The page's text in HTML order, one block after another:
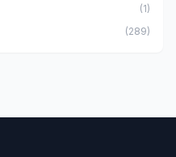
(1)
(289)